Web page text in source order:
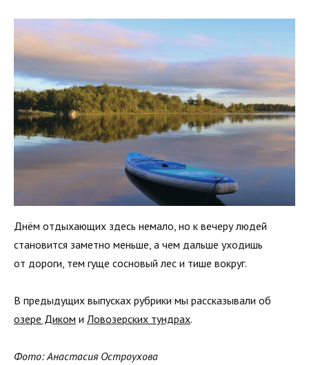
Днём отдыхающих здесь немало, но к вечеру людей
становится заметно меньше, а чем дальше уходишь
от дороги, тем гуще сосновый лес и тише вокруг.
В предыдущих выпусках рубрики мы рассказывали об
озере Диком и Ловозерских тундрах.
Фото: Анастасия Остроухова